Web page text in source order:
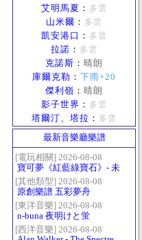
艾明馬夏 ： 多雲
山米爾 ： 多雲
凱安港口 ： 多雲
拉諾 ： 多雲
克諾斯 ： 晴朗
庫爾克勒 ： 下雨+20
傑利嶺 ： 晴朗
影子世界 ： 多雲
塔爾汀、塔拉 ： 多雲
最新音樂廳樂譜
[電玩相關] 2026-08-08
寶可夢《紅藍綠寶石》- 未
白鎮BGM (Littleroot Town)
[其他類型] 2026-08-08
原創樂譜 五彩夢舟
[東洋音樂] 2026-08-08
n-buna 夜明けと蛍
[西洋音樂] 2026-08-08